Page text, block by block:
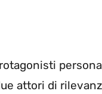
attori di